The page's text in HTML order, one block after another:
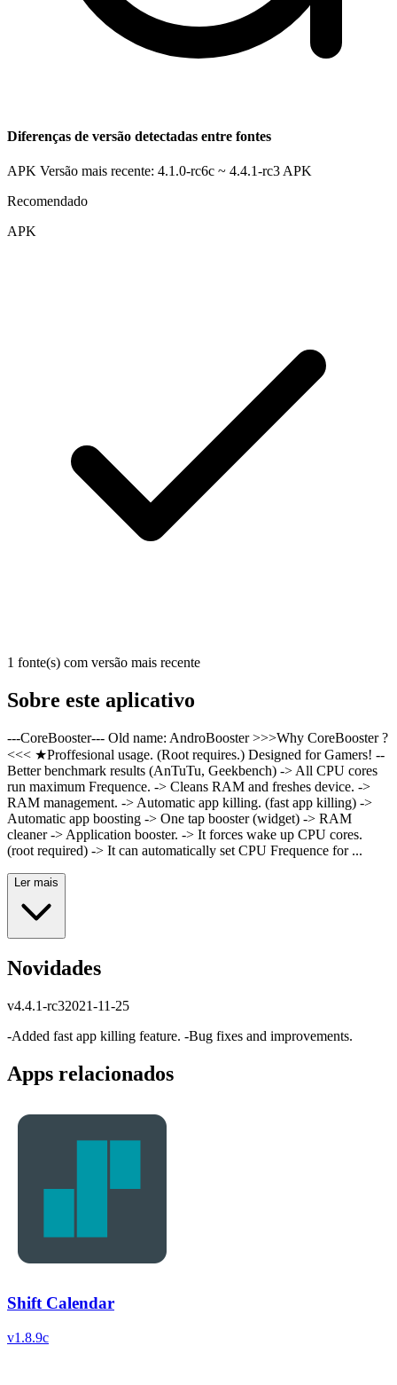
Diferenças de versão detectadas entre fontes
APK Versão mais recente: 4.1.0-rc6c ~ 4.4.1-rc3 APK
Recomendado
APK
1 fonte(s) com versão mais recente
Sobre este aplicativo
---CoreBooster--- Old name: AndroBooster >>>Why CoreBooster ?
<<< ★Proffesional usage. (Root requires.) Designed for Gamers! --
Better benchmark results (AnTuTu, Geekbench) -> All CPU cores
run maximum Frequence. -> Cleans RAM and freshes device. ->
RAM management. -> Automatic app killing. (fast app killing) ->
Automatic app boosting -> One tap booster (widget) -> RAM
cleaner -> Application booster. -> It forces wake up CPU cores.
(root required) -> It can automatically set CPU Frequence for ...
Ler mais
Novidades
v4.4.1-rc32021-11-25
-Added fast app killing feature. -Bug fixes and improvements.
Apps relacionados
Shift Calendar
v1.8.9c